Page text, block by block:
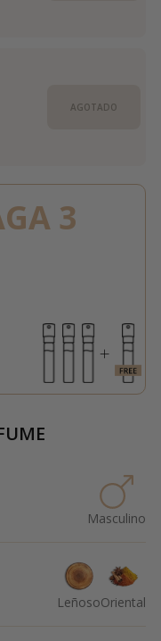
AGOTADO
3
Masculino
LeñosoOriental